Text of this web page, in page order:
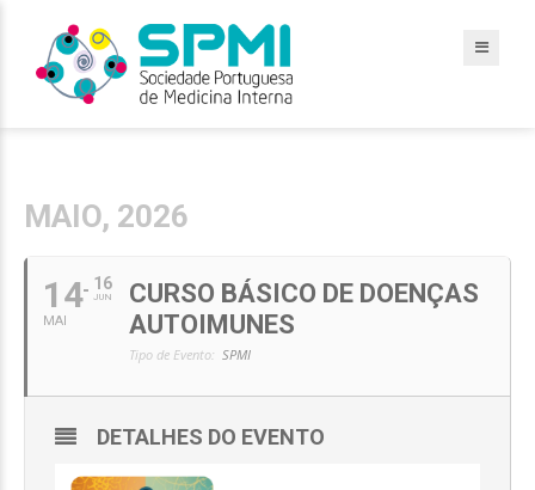
MAIO, 2026
14
MAI
16
JUN
CURSO BÁSICO DE DOENÇAS
AUTOIMUNES
Tipo de Evento: SPMI
DETALHES DO EVENTO